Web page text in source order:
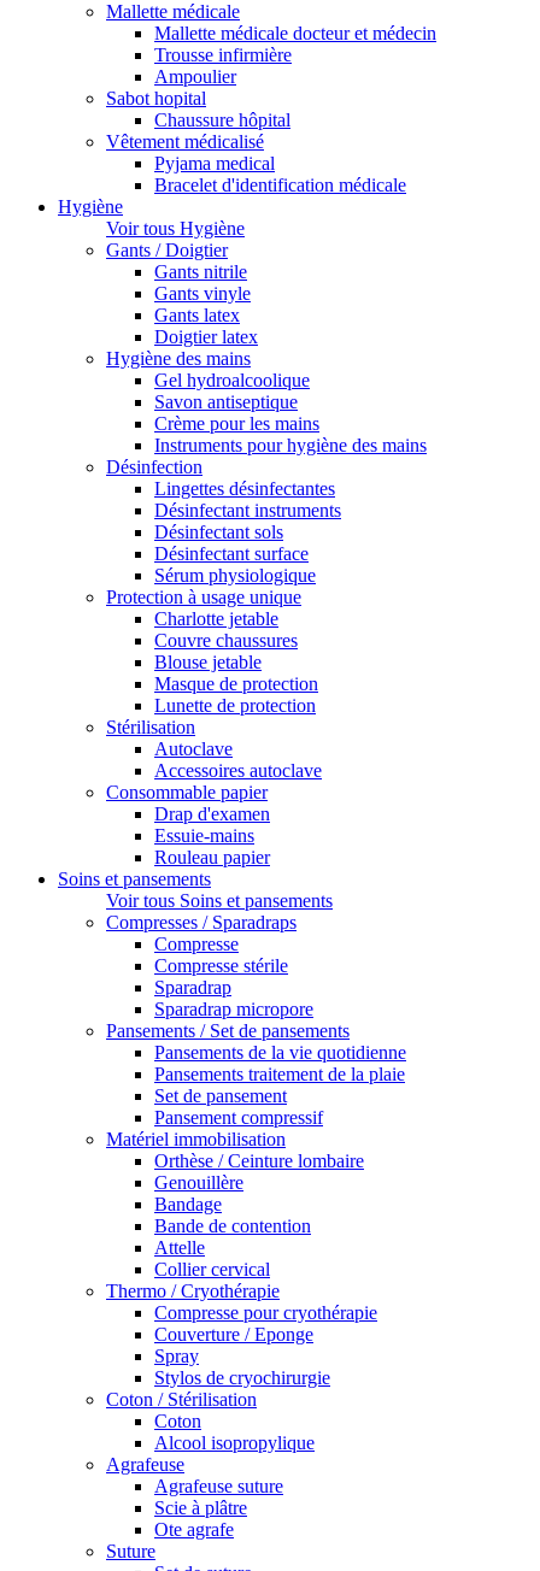
Mallette médicale
Mallette médicale docteur et médecin
Trousse infirmière
Ampoulier
Sabot hopital
Chaussure hôpital
Vêtement médicalisé
Pyjama medical
Bracelet d'identification médicale
Hygiène
Voir tous Hygiène
Gants / Doigtier
Gants nitrile
Gants vinyle
Gants latex
Doigtier latex
Hygiène des mains
Gel hydroalcoolique
Savon antiseptique
Crème pour les mains
Instruments pour hygiène des mains
Désinfection
Lingettes désinfectantes
Désinfectant instruments
Désinfectant sols
Désinfectant surface
Sérum physiologique
Protection à usage unique
Charlotte jetable
Couvre chaussures
Blouse jetable
Masque de protection
Lunette de protection
Stérilisation
Autoclave
Accessoires autoclave
Consommable papier
Drap d'examen
Essuie-mains
Rouleau papier
Soins et pansements
Voir tous Soins et pansements
Compresses / Sparadraps
Compresse
Compresse stérile
Sparadrap
Sparadrap micropore
Pansements / Set de pansements
Pansements de la vie quotidienne
Pansements traitement de la plaie
Set de pansement
Pansement compressif
Matériel immobilisation
Orthèse / Ceinture lombaire
Genouillère
Bandage
Bande de contention
Attelle
Collier cervical
Thermo / Cryothérapie
Compresse pour cryothérapie
Couverture / Eponge
Spray
Stylos de cryochirurgie
Coton / Stérilisation
Coton
Alcool isopropylique
Agrafeuse
Agrafeuse suture
Scie à plâtre
Ote agrafe
Suture